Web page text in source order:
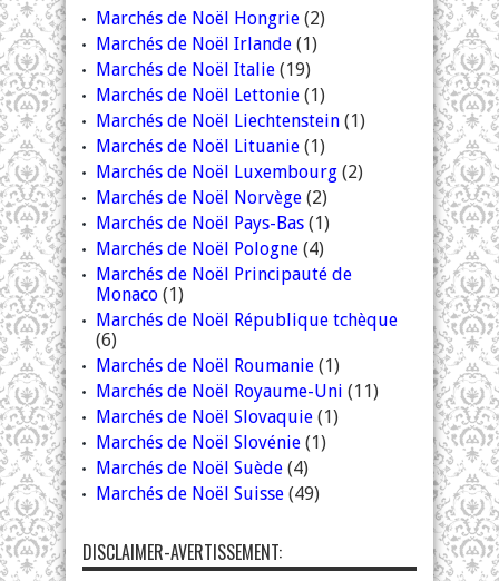
Marchés de Noël Hongrie (2)
Marchés de Noël Irlande (1)
Marchés de Noël Italie (19)
Marchés de Noël Lettonie (1)
Marchés de Noël Liechtenstein (1)
Marchés de Noël Lituanie (1)
Marchés de Noël Luxembourg (2)
Marchés de Noël Norvège (2)
Marchés de Noël Pays-Bas (1)
Marchés de Noël Pologne (4)
Marchés de Noël Principauté de
Monaco (1)
Marchés de Noël République tchèque
(6)
Marchés de Noël Roumanie (1)
Marchés de Noël Royaume-Uni (11)
Marchés de Noël Slovaquie (1)
Marchés de Noël Slovénie (1)
Marchés de Noël Suède (4)
Marchés de Noël Suisse (49)
DISCLAIMER-AVERTISSEMENT: